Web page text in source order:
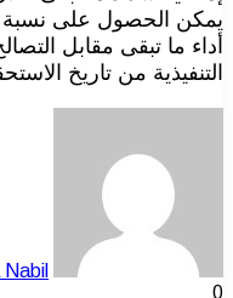
التنفيذية من تاريخ
0